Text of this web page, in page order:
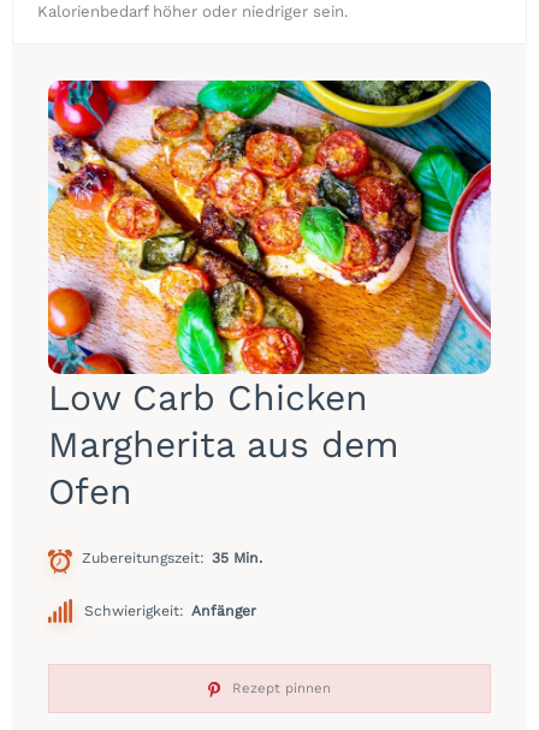
Low Carb Chicken
Margherita aus dem
Ofen
Zubereitungszeit 35 Min.
Schwierigkeit: Anfänger
Rezept pinnen
Kalorienbedarf höher oder niedriger sein.